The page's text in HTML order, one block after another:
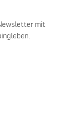
mit